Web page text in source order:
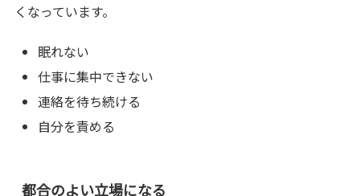
くなっています。
眠れない
仕事に集中できない
連絡を待ち続ける
自分を責める
都合のよい立場になる